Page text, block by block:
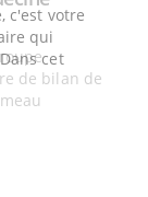
c'est votre
qui
cet